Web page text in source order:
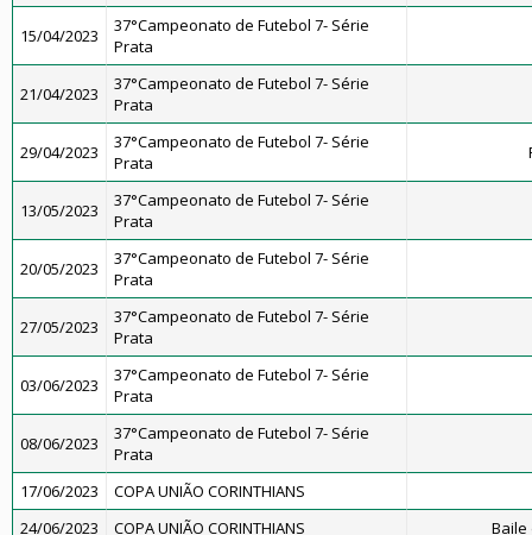
15/04/2023
37°Campeonato de Futebol 7- Série
Prata
21/04/2023
37°Campeonato de Futebol 7- Série
Prata
29/04/2023
37°Campeonato de Futebol 7- Série
Prata
13/05/2023
37°Campeonato de Futebol 7- Série
Prata
20/05/2023
37°Campeonato de Futebol 7- Série
Prata
27/05/2023
37°Campeonato de Futebol 7- Série
Prata
03/06/2023
37°Campeonato de Futebol 7- Série
Prata
08/06/2023
37°Campeonato de Futebol 7- Série
Prata
17/06/2023
COPA UNIÃO CORINTHIANS
24/06/2023
COPA UNIÃO CORINTHIANS
Baile